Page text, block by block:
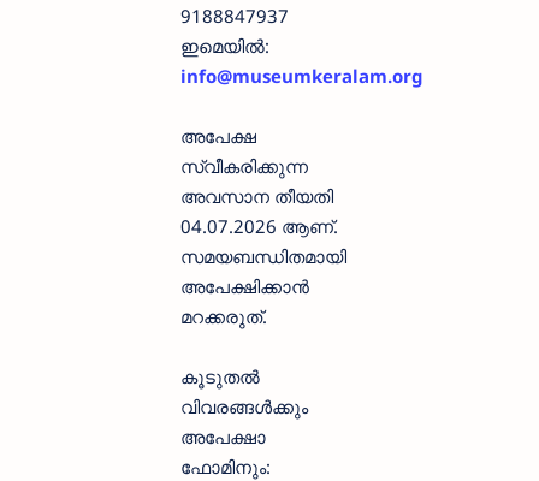
9188847937
ഇമെയിൽ:
info@museumkeralam.org
അപേക്ഷ
സ്വീകരിക്കുന്ന
അവസാന തീയതി
04.07.2026 ആണ്.
സമയബന്ധിതമായി
അപേക്ഷിക്കാൻ
മറക്കരുത്.
കൂടുതൽ
വിവരങ്ങൾക്കും
അപേക്ഷാ
ഫോമിനും: